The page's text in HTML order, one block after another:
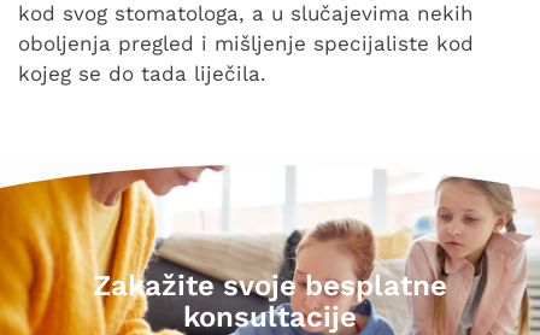
kod svog stomatologa, a u slučajevima nekih
oboljenja pregled i mišljenje specijaliste kod
kojeg se do tada liječila.
Zakažite svoje besplatne
konsultacije